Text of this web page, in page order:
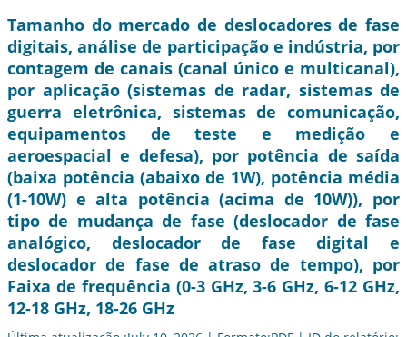
Tamanho do mercado de deslocadores de fase
digitais, análise de participação e indústria, por
contagem de canais (canal único e multicanal),
por aplicação (sistemas de radar, sistemas de
guerra eletrônica, sistemas de comunicação,
equipamentos de teste e medição e
aeroespacial e defesa), por potência de saída
(baixa potência (abaixo de 1W), potência média
(1-10W) e alta potência (acima de 10W)), por
tipo de mudança de fase (deslocador de fase
analógico, deslocador de fase digital e
deslocador de fase de atraso de tempo), por
Faixa de frequência (0-3 GHz, 3-6 GHz, 6-12 GHz,
12-18 GHz, 18-26 GHz